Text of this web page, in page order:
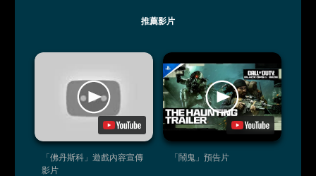
推薦影片
「佛丹斯科」遊戲內容宣傳
影片
「鬧鬼」預告片